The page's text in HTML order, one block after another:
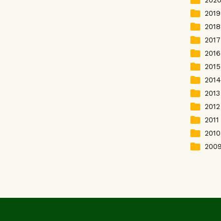
folder 2019
folder 2018
folder 2017
folder 2016
folder 2015
folder 2014
folder 2013
folder 2012
folder 2011
folder 2010
folder